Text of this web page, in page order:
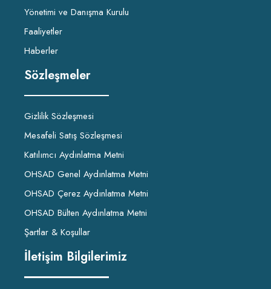
Yönetimi ve Danışma Kurulu
Faaliyetler
Haberler
Sözleşmeler
Gizlilik Sözleşmesi
Mesafeli Satış Sözleşmesi
Katılımcı Aydınlatma Metni
OHSAD Genel Aydınlatma Metni
OHSAD Çerez Aydınlatma Metni
OHSAD Bülten Aydınlatma Metni
Şartlar & Koşullar
İletişim Bilgilerimiz